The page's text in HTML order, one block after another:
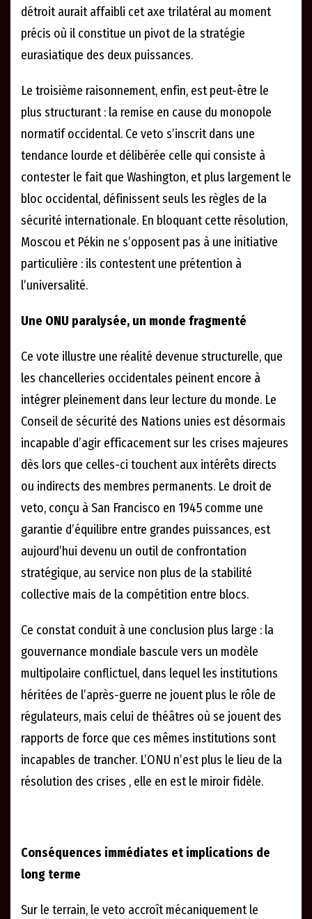
détroit aurait affaibli cet axe trilatéral au moment
précis où il constitue un pivot de la stratégie
eurasiatique des deux puissances.
Le troisième raisonnement, enfin, est peut-être le
plus structurant : la remise en cause du monopole
normatif occidental. Ce veto s’inscrit dans une
tendance lourde et délibérée celle qui consiste à
contester le fait que Washington, et plus largement le
bloc occidental, définissent seuls les règles de la
sécurité internationale. En bloquant cette résolution,
Moscou et Pékin ne s’opposent pas à une initiative
particulière : ils contestent une prétention à
l’universalité.
Une ONU paralysée, un monde fragmenté
Ce vote illustre une réalité devenue structurelle, que
les chancelleries occidentales peinent encore à
intégrer pleinement dans leur lecture du monde. Le
Conseil de sécurité des Nations unies est désormais
incapable d’agir efficacement sur les crises majeures
dès lors que celles-ci touchent aux intérêts directs
ou indirects des membres permanents. Le droit de
veto, conçu à San Francisco en 1945 comme une
garantie d’équilibre entre grandes puissances, est
aujourd’hui devenu un outil de confrontation
stratégique, au service non plus de la stabilité
collective mais de la compétition entre blocs.
Ce constat conduit à une conclusion plus large : la
gouvernance mondiale bascule vers un modèle
multipolaire conflictuel, dans lequel les institutions
héritées de l’après-guerre ne jouent plus le rôle de
régulateurs, mais celui de théâtres où se jouent des
rapports de force que ces mêmes institutions sont
incapables de trancher. L’ONU n’est plus le lieu de la
résolution des crises , elle en est le miroir fidèle.
Conséquences immédiates et implications de
long terme
Sur le terrain, le veto accroît mécaniquement le